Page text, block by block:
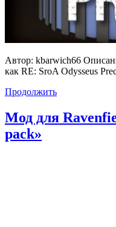
Автор: kbarwich66
как RE: SroA Odysseus
Продолжить
Мод для
pack»